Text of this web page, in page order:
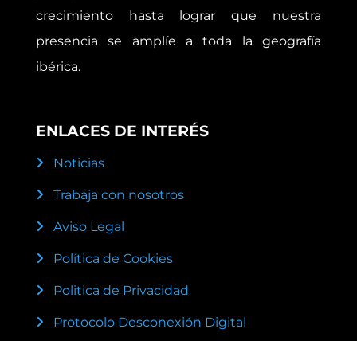
crecimiento hasta lograr que nuestra
presencia se amplíe a toda la geografía
ibérica.
ENLACES DE INTERÉS
Noticias
Trabaja con nosotros
Aviso Legal
Política de Cookies
Politica de Privacidad
Protocolo Desconexión Digital